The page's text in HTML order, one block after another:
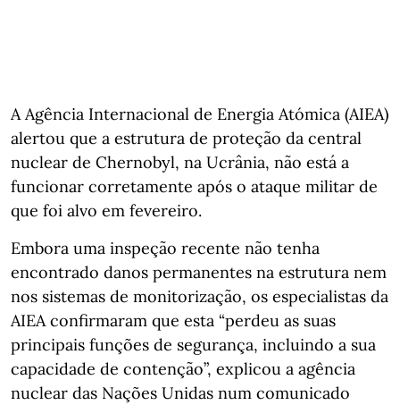
A Agência Internacional de Energia Atómica (AIEA)
alertou que a estrutura de proteção da central
nuclear de Chernobyl, na Ucrânia, não está a
funcionar corretamente após o ataque militar de
que foi alvo em fevereiro.
Embora uma inspeção recente não tenha
encontrado danos permanentes na estrutura nem
nos sistemas de monitorização, os especialistas da
AIEA confirmaram que esta “perdeu as suas
principais funções de segurança, incluindo a sua
capacidade de contenção”, explicou a agência
nuclear das Nações Unidas num comunicado